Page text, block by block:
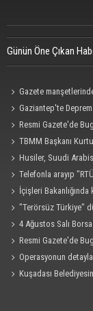
Günün Öne Çıkan
Gazete
Gaziantep'te
protokolü imzalandı
Resmi Gazete'de
TBMM Başkanı
Husiler, Suudi
bir hedefi" vurduklarını
Telefonla arayıp
tuzak ifşa oldu
İçişleri
güvenlik toplantısı
"Terörsüz Türkiye"
4 Ağustos Salı
Resmi Gazete'de
Operasyonun
yakalandı!
Kuşadası